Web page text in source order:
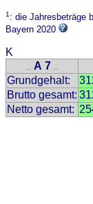
1: die Jahresbeträge
Bayern 2020
K
.. A 7 ..
Grundgehalt:
Brutto gesamt:
Netto gesamt: